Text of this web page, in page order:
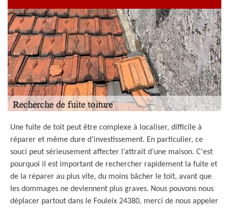
Une fuite de toit peut être complexe à localiser, difficile à
réparer et même dure d’investissement. En particulier, ce
souci peut sérieusement affecter l’attrait d’une maison. C'est
pourquoi il est important de rechercher rapidement la fuite et
de la réparer au plus vite, du moins bâcher le toit, avant que
les dommages ne deviennent plus graves. Nous pouvons nous
déplacer partout dans le Fouleix 24380, merci de nous appeler